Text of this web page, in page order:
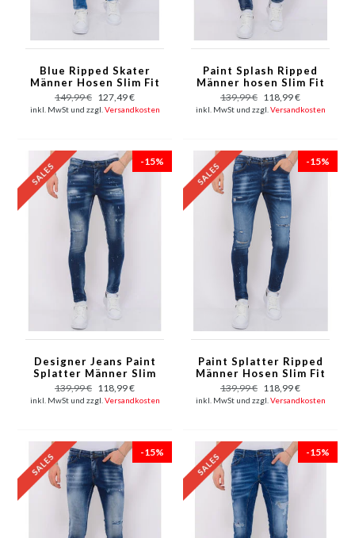
Blue Ripped Skater
Männer Hosen Slim Fit
-1078
149,99 € 127,49 €
inkl. MwSt und zzgl. Versandkosten
Paint Splash Ripped
Männer hosen Slim Fit
-1071- Blau
139,99 € 118,99 €
inkl. MwSt und zzgl. Versandkosten
-15%
Designer Jeans Paint
Splatter Männer Slim
Fit -1072 - Blau
139,99 € 118,99 €
inkl. MwSt und zzgl. Versandkosten
-15%
Paint Splatter Ripped
Männer Hosen Slim Fit
- 1075 - Blau
139,99 € 118,99 €
inkl. MwSt und zzgl. Versandkosten
-15% -15%